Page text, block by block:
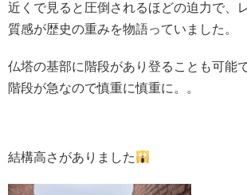
近くで見ると圧倒されるほどの迫力で、
質感が歴史の重みを物語っていました。
仏塔の基部に階段があり登ることも可能
階段が急なので慎重に慎重に。。
結構高さがありました